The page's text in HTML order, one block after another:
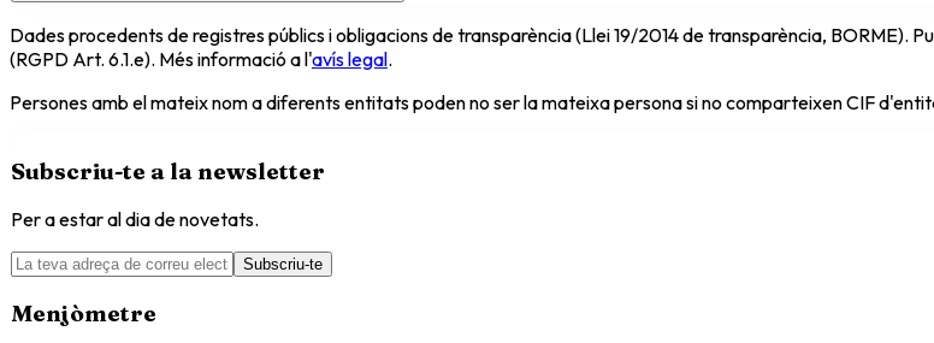
Dades procedents de registres públics i obligacions de transparència (Llei 19/2014 de transparència, BORME).
(RGPD Art. 6.1.e). Més informació a l'avís legal.
Persones amb el mateix nom a diferents entitats poden no ser la mateixa persona si no comparteixen CIF
Subscriu-te a la newsletter
Per a estar al dia de novetats.
Subscriu-te
Menjòmetre